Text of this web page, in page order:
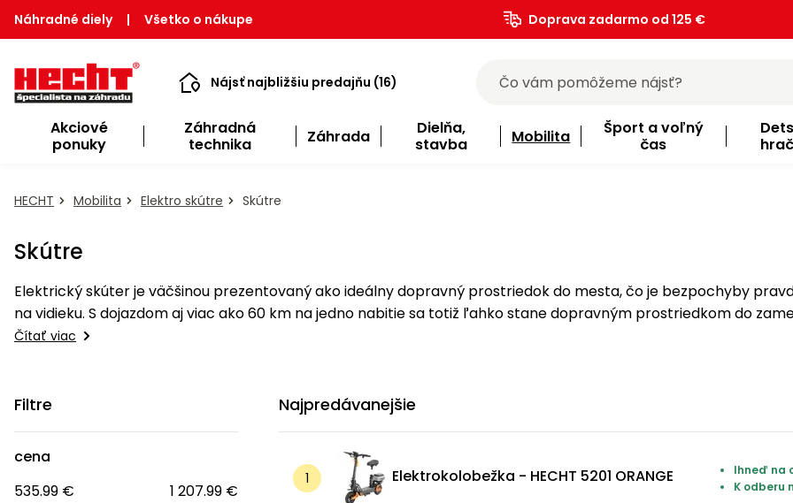
Náhradné diely | Všetko o nákupe Doprava zadarmo od 125 €
Nájsť najbližšiu predajňu (16)
Akciové
ponuky
Záhradná
technika
Záhrada
Dielňa,
stavba
Mobilita
Šport a voľný
čas
HECHT Mobilita Elektro skútre Skútre
Skútre
Elektrický skúter je väčšinou prezentovaný ako ideálny dopravný prostriedok do mesta, čo je bezpochyby
na vidieku. S dojazdom aj viac ako 60 km na jedno nabitie sa totiž ľahko stane dopravným prostriedkom do
Čítať viac
Najpredávanejšie
Elektrokolobežka - HECHT 5201 ORANGE
Ihneď na
K odberu
Filtre
cena
535.99 €
1 207.99 €